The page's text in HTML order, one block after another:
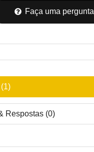
Faça uma pergunta
Respostas (0)